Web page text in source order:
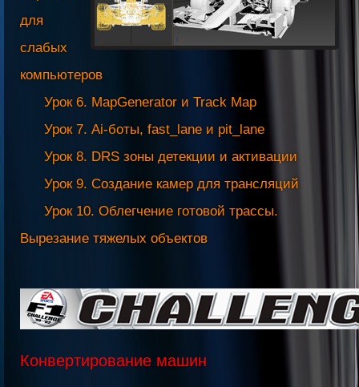
для
слабых
компьютеров
Урок 6. MapGenerator и Track Map
Урок 7. Ai-боты, fast_lane и pit_lane
Урок 8. DRS зоны детекции и активации
Урок 9. Создание камер для трансляций
Урок 10. Облегчение готовой трассы.
Вырезание тяжелых объектов
Конвертирование машин